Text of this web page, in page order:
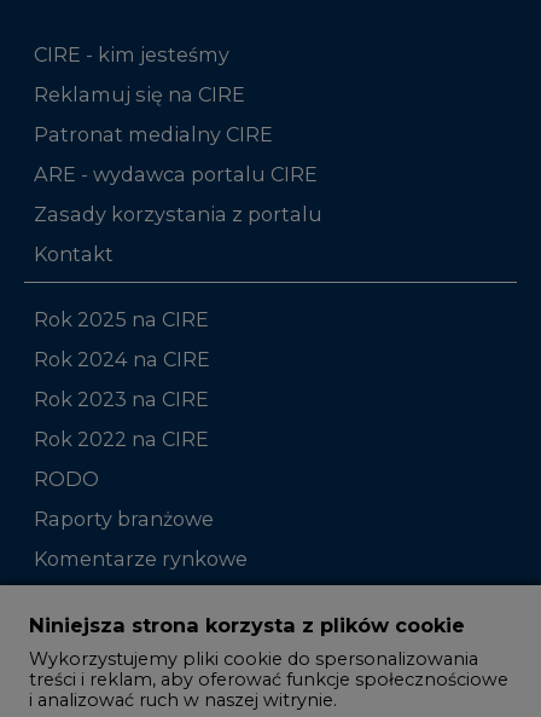
CIRE - kim jesteśmy
Reklamuj się na CIRE
Patronat medialny CIRE
ARE - wydawca portalu CIRE
Zasady korzystania z portalu
Kontakt
Rok 2025 na CIRE
Rok 2024 na CIRE
Rok 2023 na CIRE
Rok 2022 na CIRE
RODO
Raporty branżowe
Komentarze rynkowe
Zmiany kadrowe na rynku
Studio CIRE
Rozmowy o energetyce
Niniejsza strona korzysta z plików cookie
Wykorzystujemy pliki cookie do spersonalizowania
treści i reklam, aby oferować funkcje społecznościowe
i analizować ruch w naszej witrynie.